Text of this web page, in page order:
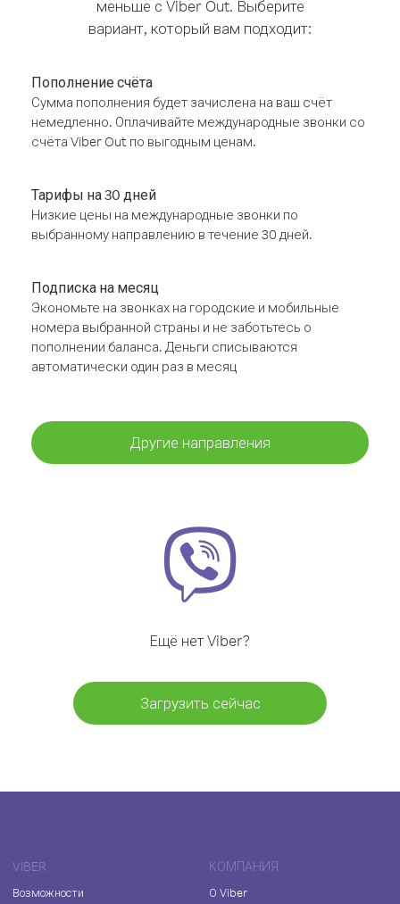
меньше с Viber Out. Выберите
вариант, который вам подходит:
Пополнение счёта
Сумма пополнения будет зачислена на ваш счёт
немедленно. Оплачивайте международные звонки со
счёта Viber Out по выгодным ценам.
Тарифы на 30 дней
Низкие цены на международные звонки по
выбранному направлению в течение 30 дней.
Подписка на месяц
Экономьте на звонках на городские и мобильные
номера выбранной страны и не заботьтесь о
пополнении баланса. Деньги списываются
автоматически один раз в месяц
Другие направления
Ещё нет Viber?
Загрузить сейчас
VIBER
Возможности
КОМПАНИЯ
О Viber